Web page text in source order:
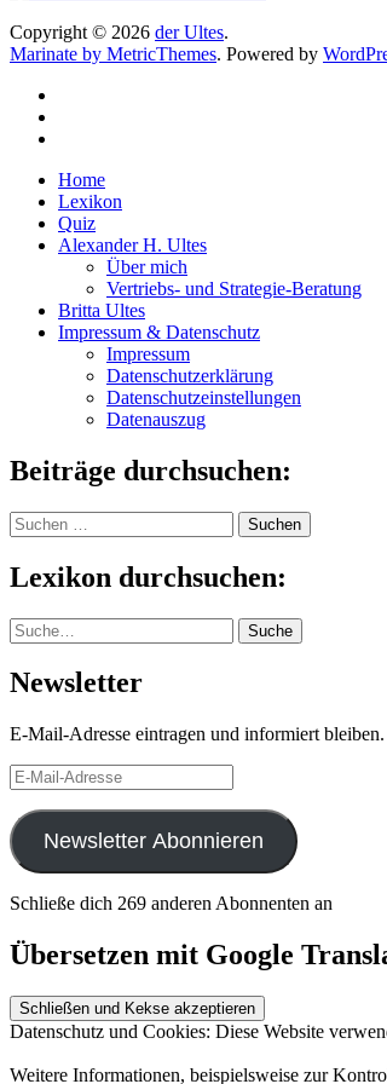
Copyright © 2026 der Ultes.
Marinate by MetricThemes. Powered by
Home
Lexikon
Quiz
Alexander H. Ultes
Über mich
Vertriebs- und Strategie-Beratung
Britta Ultes
Impressum & Datenschutz
Impressum
Datenschutzerklärung
Datenschutzeinstellungen
Datenauszug
Beiträge durchsuchen:
Suchen
nach:
Lexikon durchsuchen:
Suche Suche
Newsletter
E-Mail-Adresse eintragen und informiert bleiben.
E-
Mail-
Adresse
Newsletter Abonnieren
Schließe dich 269 anderen Abonnenten an
Übersetzen mit Google
Datenschutz und Cookies: Diese Website
Weitere Informationen, beispielsweise zur